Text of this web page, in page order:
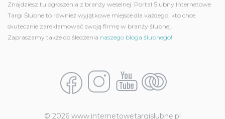
Znajdziesz tu ogłoszenia z branży weselnej. Portal Ślubny Internetowe
Targi Ślubne to również wyjątkowe miejsce dla każdego, kto chce
skutecznie zareklamować swoją firmę w branży ślubnej.
Zapraszamy także do śledzenia naszego bloga ślubnego!
© 2026 www.internetowetargislubne.pl